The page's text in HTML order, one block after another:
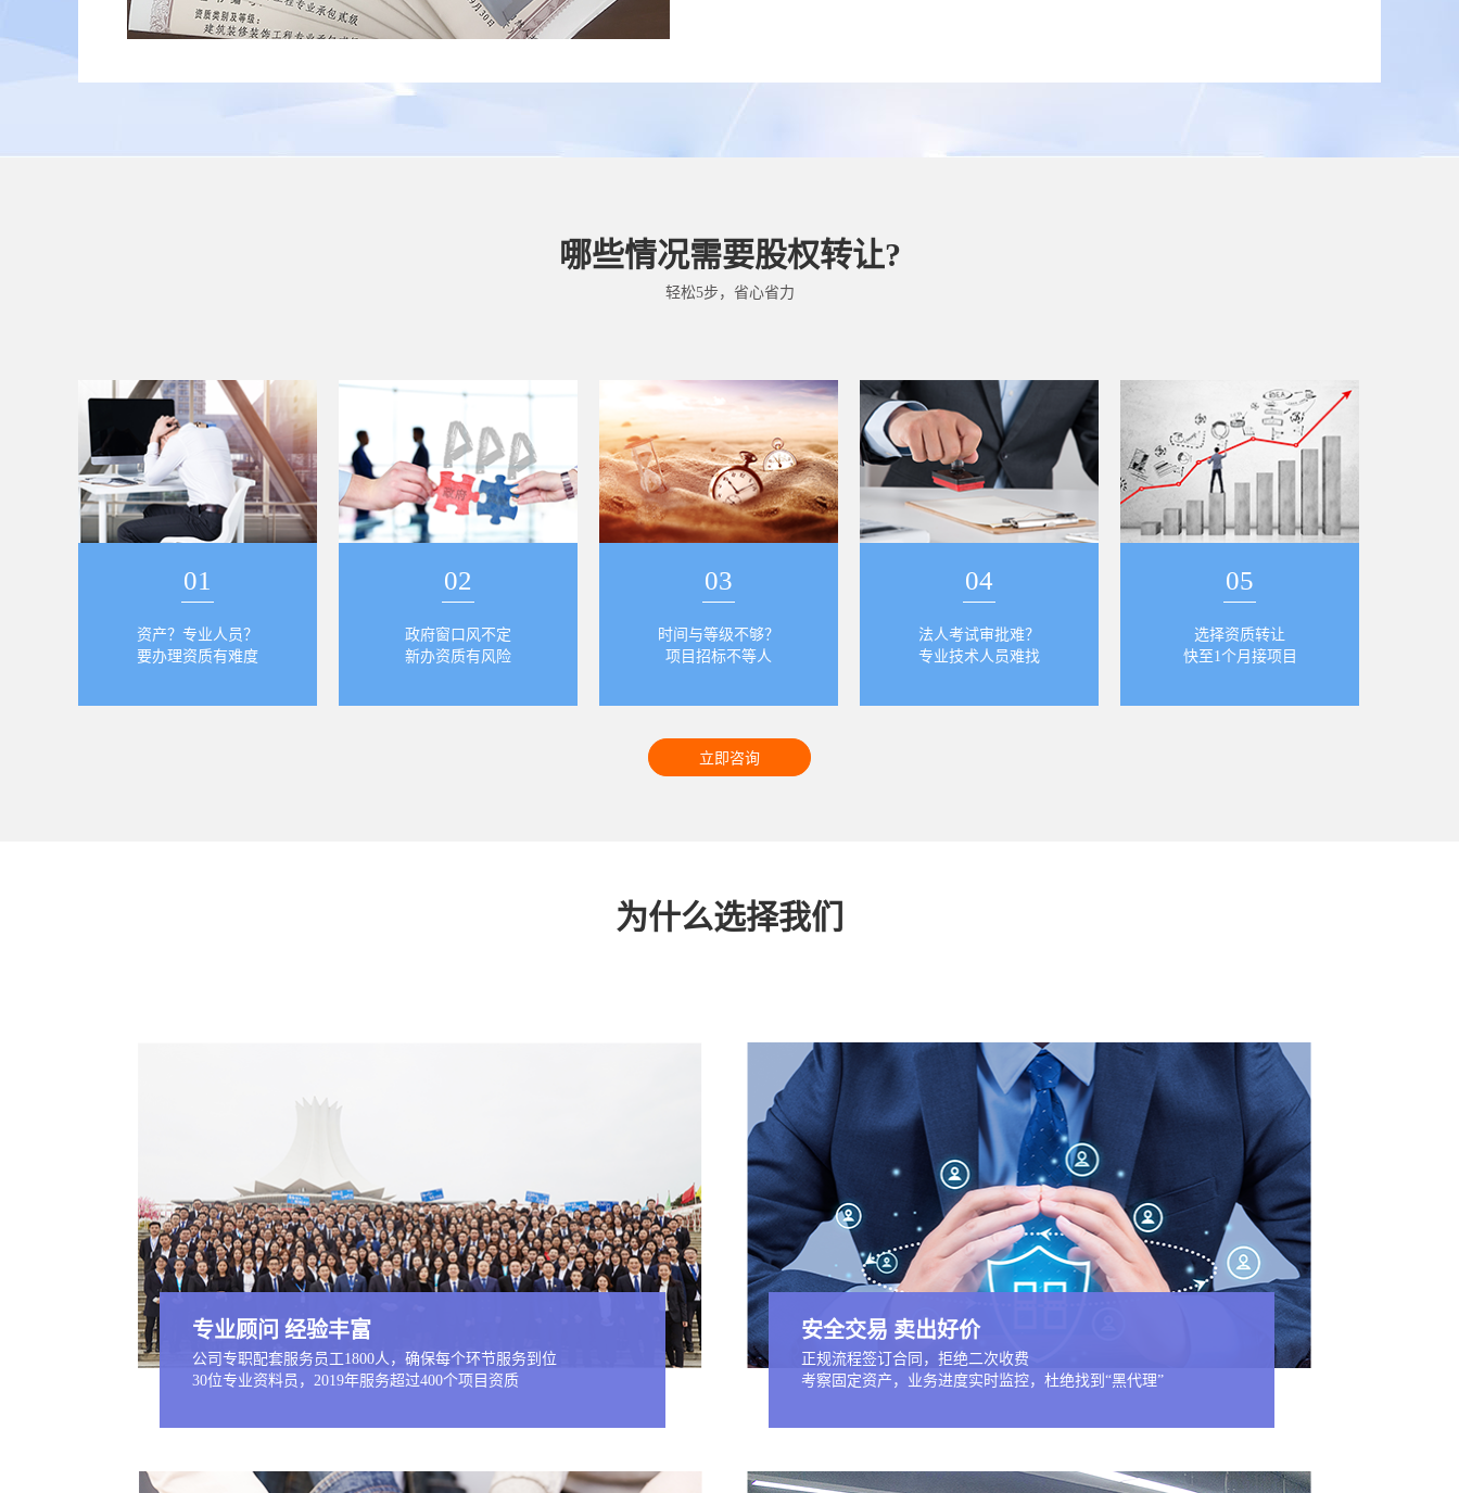
哪些情况需要股权转让?
轻松5步，省心省力
01
资产？专业人员？
要办理资质有难度
02
政府窗口风不定
新办资质有风险
03
时间与等级不够？
项目招标不等人
04
法人考试审批难？
专业技术人员难找
05
选择资质转让
快至1个月接项目
为什么选择我们
专业顾问 经验丰富
公司专职配套服务员工1800人，确保每个环节服务到位
30位专业资料员，2019年服务超过400个项目资质
安全交易 卖出好价
正规流程签订合同，拒绝二次收费
考察固定资产，业务进度实时监控，杜绝找到“黑代理”